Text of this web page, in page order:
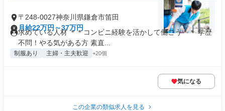
〒248-0027神奈川県鎌倉市笛田
月給22万円～37万円
求めている人材 ＊＊コンビニ経験を活かして働こう＊＊ 学歴
不問！やる気がある方 素直...
制服あり 主婦・主夫歓迎 +20個
気になる
この企業の類似求人を見る